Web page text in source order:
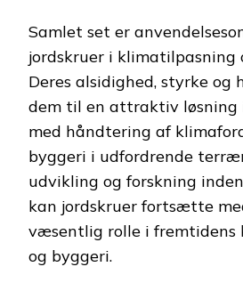
Samlet set er
jordskruer i klimatilpasning
Deres alsidighed, styrke og
dem til en attraktiv løsning
med håndtering af
byggeri i udfordrende
udvikling og forskning
kan jordskruer fortsætte
væsentlig rolle i fremtidens
og byggeri.